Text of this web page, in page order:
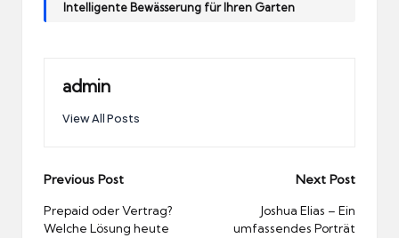
Intelligente Bewässerung für Ihren Garten
admin
View All Posts
Post
navigation
Previous Post
Prepaid oder Vertrag?
Welche Lösung heute
Next Post
Joshua Elias – Ein
umfassendes Porträt